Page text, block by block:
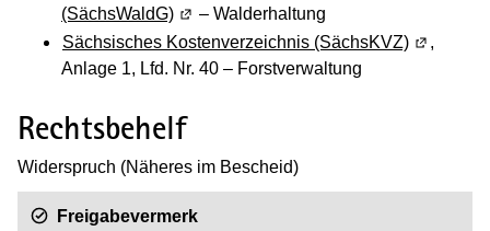
(SächsWaldG) (Wird in einem neuen Fenster geöffnet)
– Walderhaltung
Sächsisches Kostenverzeichnis (SächsKVZ) (Wird in
,
Anlage 1, Lfd. Nr. 40 – Forstverwaltung
Rechtsbehelf
Widerspruch (Näheres im Bescheid)
Freigabevermerk